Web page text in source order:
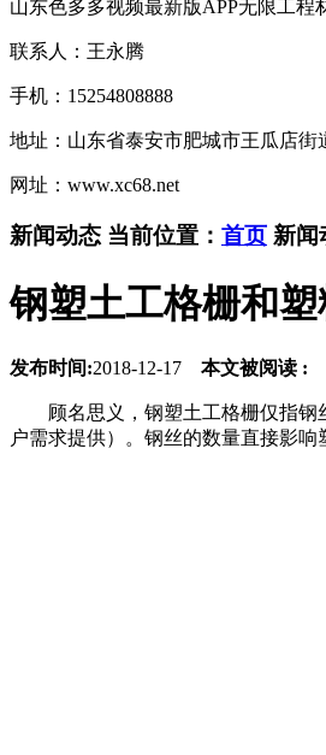
山东色多多视频最新版APP无限工程
联系人：王永腾
手机：15254808888
地址：山东省泰安市肥城市王瓜店
网址：www.xc68.net
新闻动态 当前位置： 首页 新闻
钢塑土工格栅和
发布时间:2018-12-17 本文被阅读 :
顾名思义，钢塑土工格栅仅指钢
户需求提供）。钢丝的数量直接影